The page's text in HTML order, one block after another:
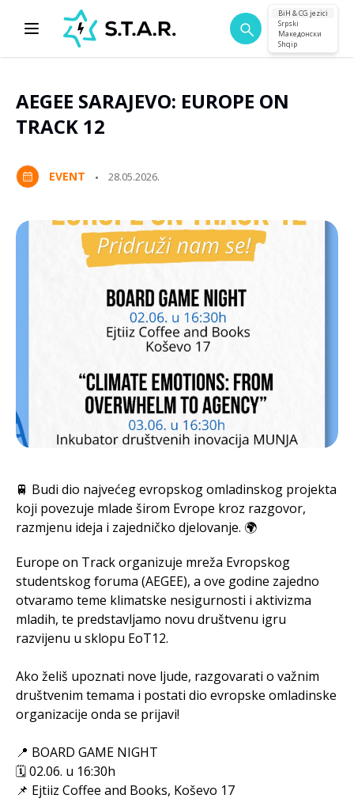
BiH & CG jezici
Srpski
Македонски
Shqip
AEGEE SARAJEVO: EUROPE ON
TRACK 12
EVENT 28.05.2026.
🚆 Budi dio najvećeg evropskog omladinskog projekta
koji povezuje mlade širom Evrope kroz razgovor,
razmjenu ideja i zajedničko djelovanje. 🌍
Europe on Track organizuje mreža Evropskog
studentskog foruma (AEGEE), a ove godine zajedno
otvaramo teme klimatske nesigurnosti i aktivizma
mladih, te predstavljamo novu društvenu igru
razvijenu u sklopu EoT12.
Ako želiš upoznati nove ljude, razgovarati o važnim
društvenim temama i postati dio evropske omladinske
organizacije onda se prijavi!
📍 BOARD GAME NIGHT
🗓 02.06. u 16:30h
📌 Ejtiiz Coffee and Books, Koševo 17